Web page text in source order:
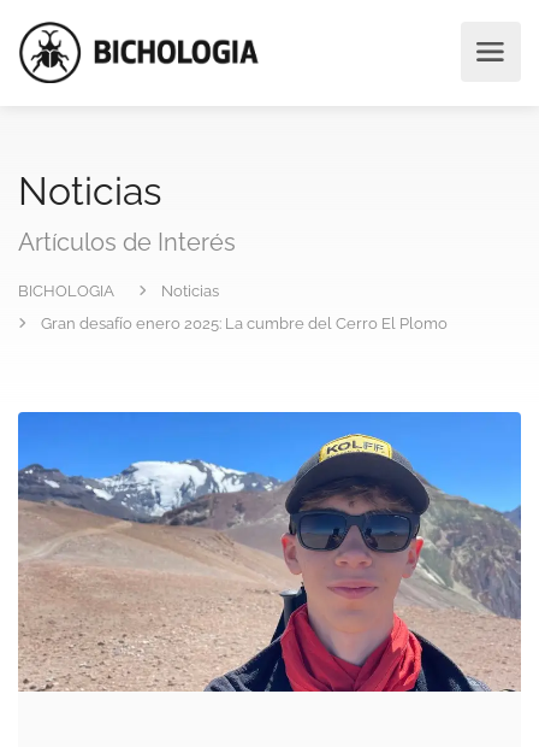
Noticias
Artículos de Interés
BICHOLOGIA
Noticias
Gran desafío enero 2025: La cumbre del Cerro El Plomo